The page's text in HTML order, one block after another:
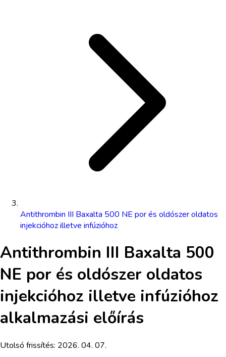
Antithrombin III Baxalta 500 NE por és oldószer oldatos
injekcióhoz illetve infúzióhoz
Antithrombin III Baxalta 500
NE por és oldószer oldatos
injekcióhoz illetve infúzióhoz
alkalmazási előírás
Utolsó frissítés: 2026. 04. 07.